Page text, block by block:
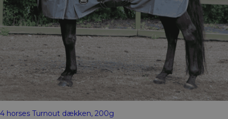
4 horses Turnout dækken, 200g